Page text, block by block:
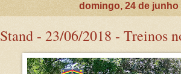
domingo, 24 de junho
Stand - 23/06/2018 - Treinos